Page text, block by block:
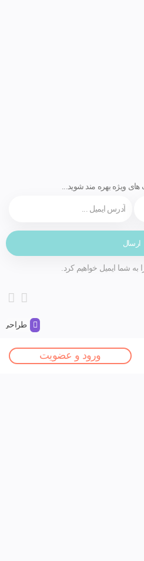
ویژه بهره مند شوید...
به شما ایمیل خواهیم کرد.
طراحی
ورود و عضویت